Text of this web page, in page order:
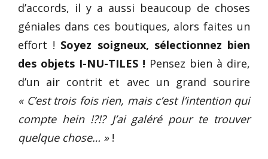
d’accords, il y a aussi beaucoup de choses
géniales dans ces boutiques, alors faites un
effort ! Soyez soigneux, sélectionnez bien
des objets I-NU-TILES ! Pensez bien à dire,
d’un air contrit et avec un grand sourire
« C’est trois fois rien, mais c’est l’intention qui
compte hein !?!? J’ai galéré pour te trouver
quelque chose… »!